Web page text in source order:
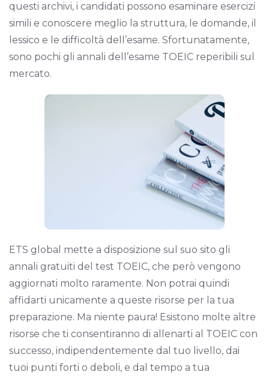
questi archivi, i candidati possono esaminare esercizi
simili e conoscere meglio la struttura, le domande, il
lessico e le difficoltà dell’esame. Sfortunatamente,
sono pochi gli annali dell’esame TOEIC reperibili sul
mercato.
ETS global mette a disposizione sul suo sito gli
annali gratuiti del test TOEIC, che però vengono
aggiornati molto raramente. Non potrai quindi
affidarti unicamente a queste risorse per la tua
preparazione. Ma niente paura! Esistono molte altre
risorse che ti consentiranno di allenarti al TOEIC con
successo, indipendentemente dal tuo livello, dai
tuoi punti forti o deboli, e dal tempo a tua